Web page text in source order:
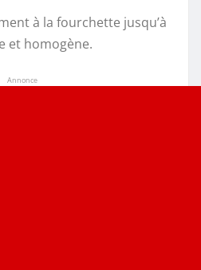
à la fourchette jusqu’à
et homogène.
Annonce